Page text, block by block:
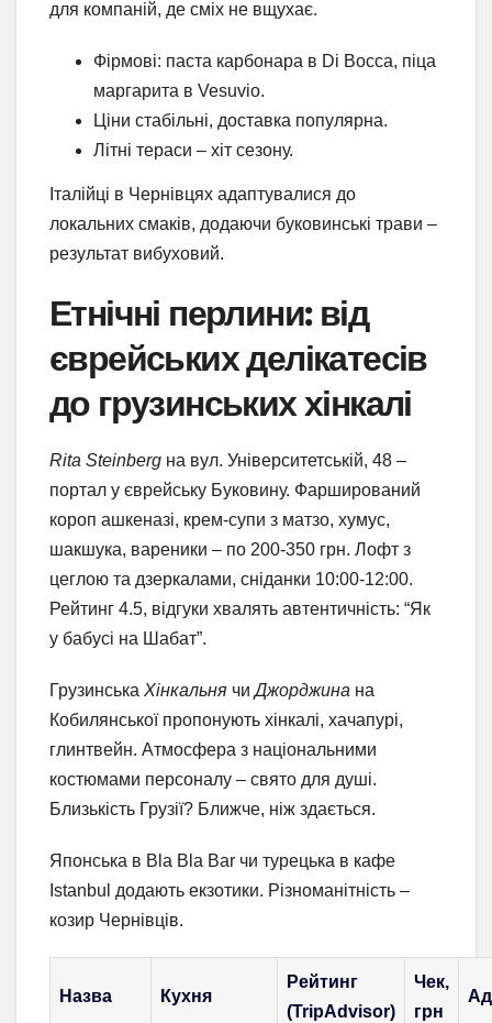
для компаній, де сміх не вщухає.
Фірмові: паста карбонара в Di Bocca, піца
маргарита в Vesuvio.
Ціни стабільні, доставка популярна.
Літні тераси – хіт сезону.
Італійці в Чернівцях адаптувалися до
локальних смаків, додаючи буковинські трави –
результат вибуховий.
Етнічні перлини: від
єврейських делікатесів
до грузинських хінкалі
Rita Steinberg на вул. Університетській, 48 –
портал у єврейську Буковину. Фарширований
короп ашкеназі, крем-супи з матзо, хумус,
шакшука, вареники – по 200-350 грн. Лофт з
цеглою та дзеркалами, сніданки 10:00-12:00.
Рейтинг 4.5, відгуки хвалять автентичність: “Як
у бабусі на Шабат”.
Грузинська Хінкальня чиДжорджина на
Кобилянської пропонують хінкалі, хачапурі,
глинтвейн. Атмосфера з національними
костюмами персоналу – свято для душі.
Близькість Грузії? Ближче, ніж здається.
Японська в Bla Bla Bar чи турецька в кафе
Istanbul додають екзотики. Різноманітність –
козир Чернівців.
Назва Кухня
Рейтинг
(TripAdvisor)
Чек,
грн